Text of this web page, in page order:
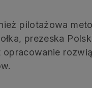
pilotażowa
prezeska